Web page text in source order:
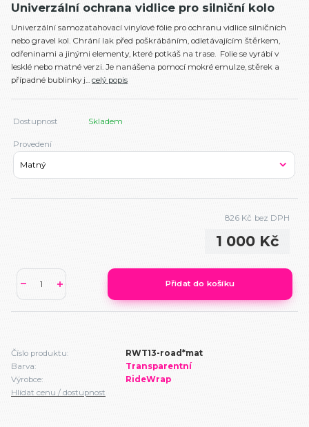
Univerzální ochrana vidlice pro silniční kolo
Univerzální samozatahovací vinylové fólie pro ochranu vidlice silničních
nebo gravel kol. Chrání lak před poškrábáním, odletávajícím štěrkem,
odřeninami a jinými elementy, které potkáš na trase. Folie se vyrábí v
lesklé nebo matné verzi. Je nanášena pomocí mokré emulze, stěrek a
případné bublinky j... celý popis
Dostupnost Skladem
Provedení
1 000 Kč
826 Kč bez DPH
Přidat do košíku
Číslo produktu:
RWT13-road*mat
Barva:
Transparentní
Výrobce:
RideWrap
Hlídat cenu / dostupnost